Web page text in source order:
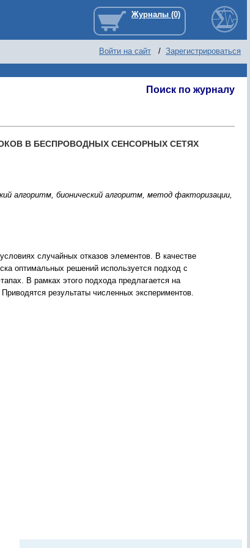
Войти на сайт / Зарегистрироваться
Поиск по журналу
В БЕСПРОВОДНЫХ СЕНСОРНЫХ СЕТЯХ
алгоритм, бионический алгоритм, метод факторизации,
случайных отказов элементов. В качестве
оптимальных решений используется подход с
В рамках этого подхода предлагается на
результаты численных экспериментов.